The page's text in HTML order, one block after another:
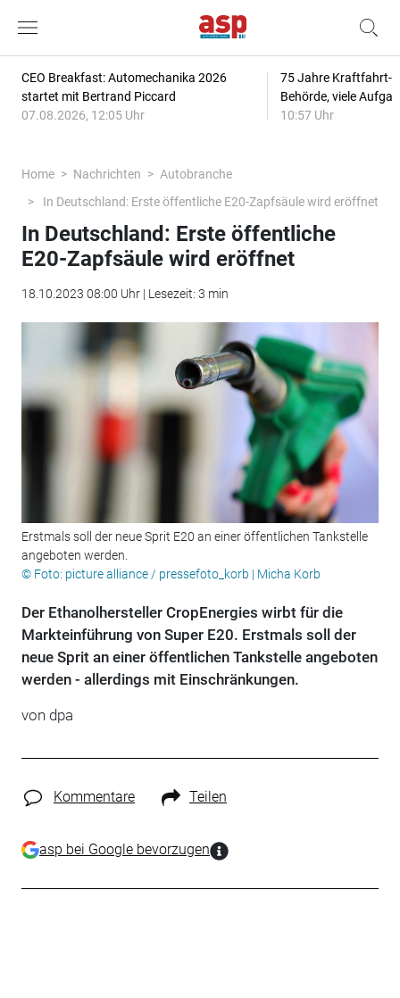
CEO Breakfast: Automechanika 2026
startet mit Bertrand Piccard
07.08.2026, 12:05 Uhr
75 Jahre Kraftfahrt-
Behörde, viele
10:57 Uhr
Home Nachrichten
Autobranche
In Deutschland: Erste öffentliche E20-Zapfsäule wird eröffnet
In Deutschland: Erste öffentliche
E20-Zapfsäule wird eröffnet
18.10.2023 08:00 Uhr | Lesezeit: 3 min
Erstmals soll der neue Sprit E20 an einer öffentlichen Tankstelle
angeboten werden.
© Foto: picture alliance / pressefoto_korb | Micha Korb
Der Ethanolhersteller CropEnergies wirbt für die
Markteinführung von Super E20. Erstmals soll der
neue Sprit an einer öffentlichen Tankstelle angeboten
werden - allerdings mit Einschränkungen.
von dpa
Kommentare Teilen
asp bei Google bevorzugen